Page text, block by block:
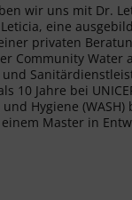
wir uns mit Dr.
eine
privaten
Community Water
und
10 Jahre bei
Hygiene
Master in